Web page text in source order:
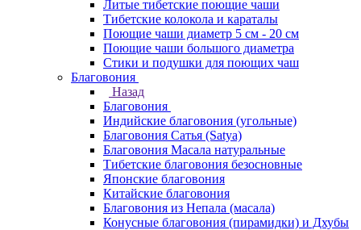
Литые тибетские поющие чаши
Тибетские колокола и караталы
Поющие чаши диаметр 5 см - 20 см
Поющие чаши большого диаметра
Стики и подушки для поющих чаш
Благовония
Назад
Благовония
Индийские благовония (угольные)
Благовония Сатья (Satya)
Благовония Масала натуральные
Тибетские благовония безосновные
Японские благовония
Китайские благовония
Благовония из Непала (масала)
Конусные благовония (пирамидки) и Дхубы